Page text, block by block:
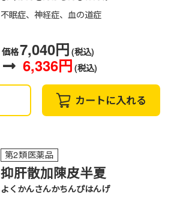
不眠症、神経症、血の道症
価格7,040円 (税込)
6,336円 (税込)
カートに入れる
第2類医薬品
抑肝散加陳皮半夏
よくかんさんかちんぴはんげ